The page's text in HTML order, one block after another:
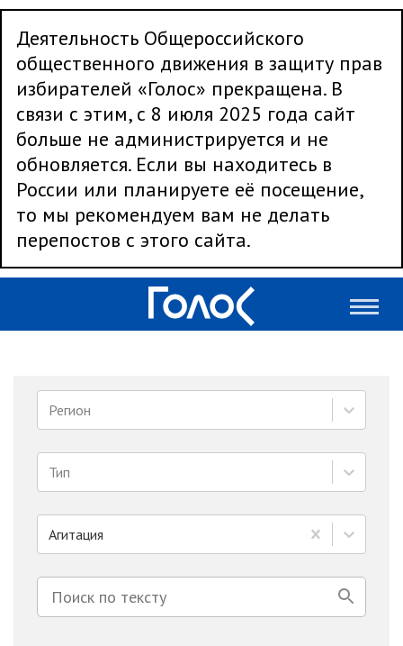
Деятельность Общероссийского
общественного движения в защиту прав
избирателей «Голос» прекращена. В
связи с этим, с 8 июля 2025 года сайт
больше не администрируется и не
обновляется. Если вы находитесь в
России или планируете её посещение,
то мы рекомендуем вам не делать
перепостов с этого сайта.
Регион
Тип
Агитация